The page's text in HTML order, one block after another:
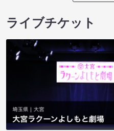
ライブチケット